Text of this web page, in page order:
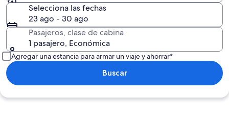
Selecciona las fechas
23 ago - 30 ago
Pasajeros, clase de cabina
1 pasajero, Económica
Agregar una estancia para armar un viaje y ahorrar*
Buscar